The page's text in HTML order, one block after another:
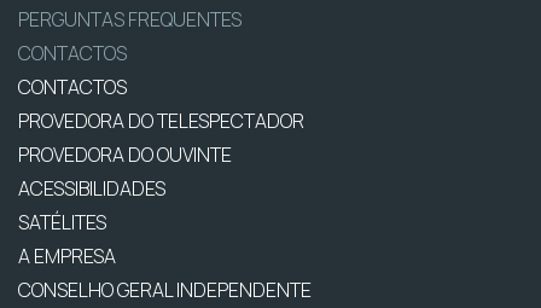
PERGUNTAS FREQUENTES
CONTACTOS
CONTACTOS
PROVEDORA DO TELESPECTADOR
PROVEDORA DO OUVINTE
ACESSIBILIDADES
SATÉLITES
A EMPRESA
CONSELHO GERAL INDEPENDENTE